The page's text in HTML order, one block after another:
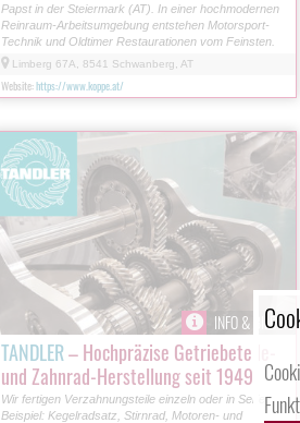
Papst in der Steiermark (AT). In einer hochmodernen
Reinraum-Arbeitsumgebung entstehen Motorsport-
Technik und Oldtimer Restaurationen vom Feinsten.
Limberg 67A, 8541 Schwanberg, AT
Website:https://www.koppe.at/
INFO & BILDER
TANDLER– Hochpräzise Getriebeteile-
und Zahnrad-Herstellung seit 1949
Wir fertigen Verzahnungsteile einzeln oder in Serie.
Beispiel: Kegelradsatz, Stirnrad, Motoren- und